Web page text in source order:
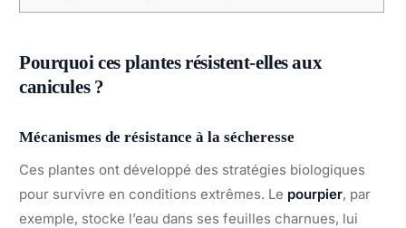
Pourquoi ces plantes résistent-elles aux
canicules ?
Mécanismes de résistance à la sécheresse
Ces plantes ont développé des stratégies biologiques
pour survivre en conditions extrêmes. Le pourpier, par
exemple, stocke l’eau dans ses feuilles charnues, lui